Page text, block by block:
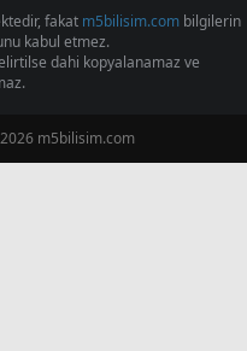
fakat m5bilisim.com bilgilerin
kabul etmez.
dahi kopyalanamaz ve
2026 m5bilisim.com